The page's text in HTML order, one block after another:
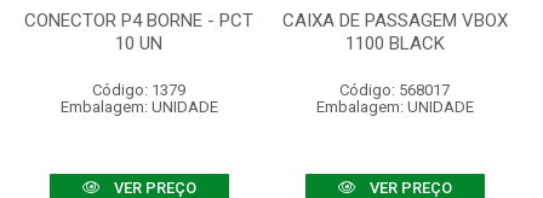
CONECTOR P4 BORNE - PCT
10 UN
Código: 1379
Embalagem: UNIDADE
VER PREÇO
CAIXA DE PASSAGEM VBOX
1100 BLACK
Código: 568017
Embalagem: UNIDADE
VER PREÇO